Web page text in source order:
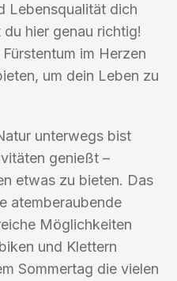
Lebensqualität dich
hier genau richtig!
im Herzen
um dein Leben zu
unterwegs bist
genießt –
etwas zu bieten. Das
atemberaubende
Möglichkeiten
und Klettern
Sommertag die vielen